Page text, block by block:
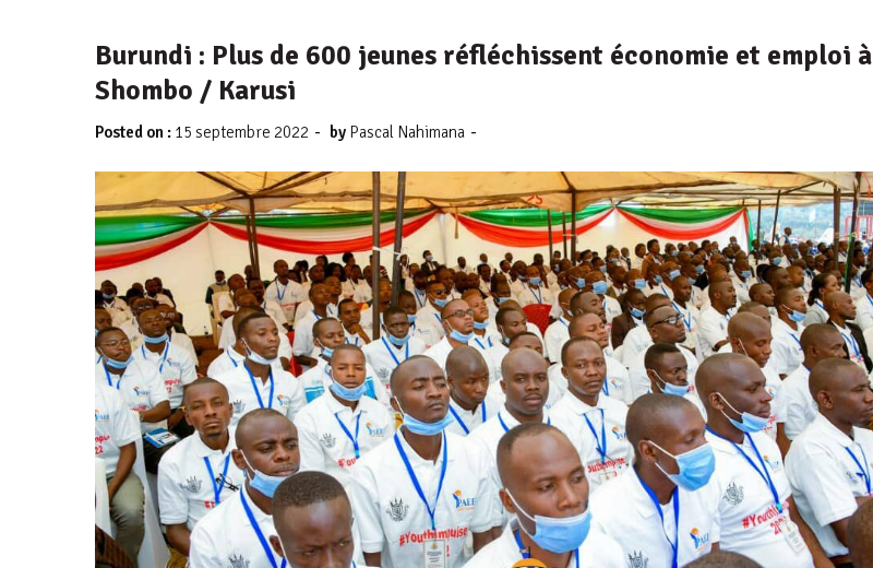
Burundi : Plus de 600 jeunes réfléchissent économie et emploi à
Shombo / Karusi
Posted on : 15 septembre 2022 - by Pascal Nahimana -